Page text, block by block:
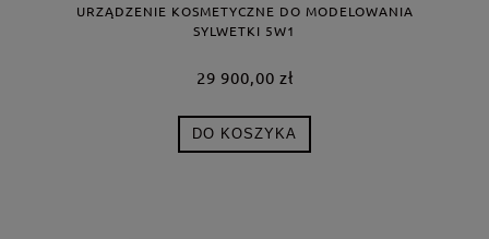
URZĄDZENIE KOSMETYCZNE DO MODELOWANIA
SYLWETKI 5W1
29 900,00 zł
DO KOSZYKA